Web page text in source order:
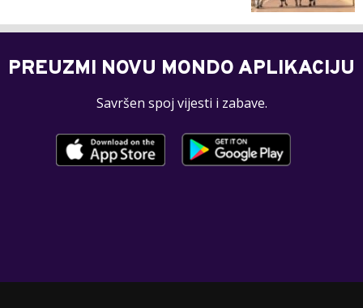
PREUZMI NOVU MONDO APLIKACIJU
Savršen spoj vijesti i zabave.